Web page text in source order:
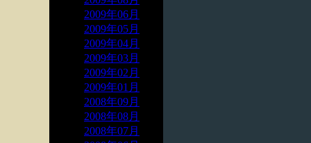
2009年06月
2009年05月
2009年04月
2009年03月
2009年02月
2009年01月
2008年09月
2008年08月
2008年07月